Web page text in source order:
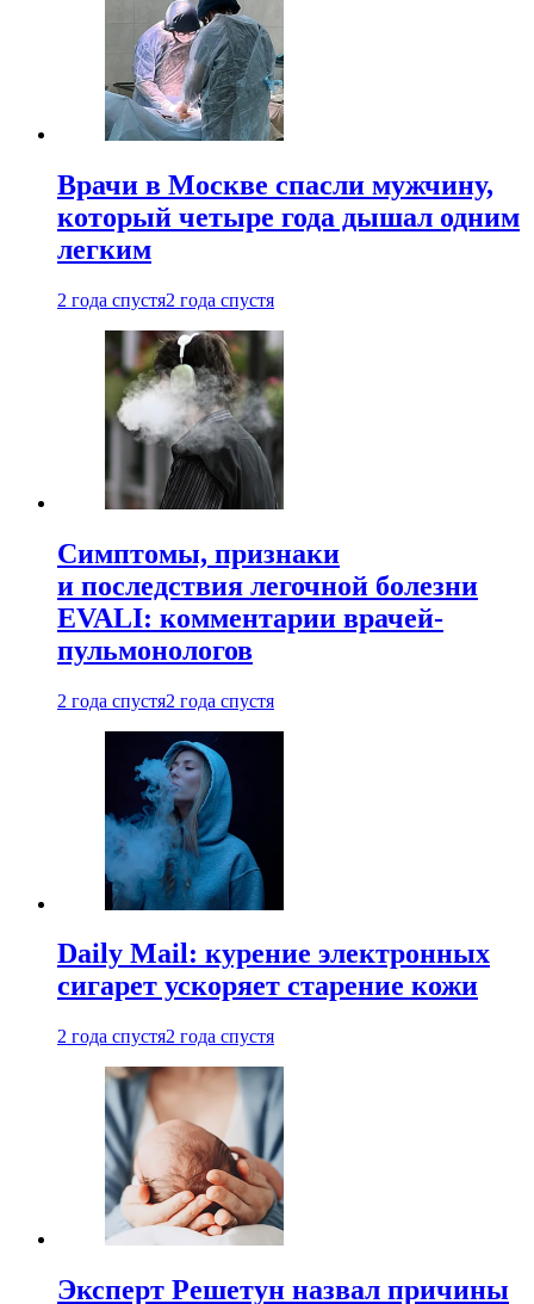
Врачи в Москве спасли мужчину,
который четыре года дышал одним
легким
2 года спустя2 года спустя
Симптомы, признаки
и последствия легочной болезни
EVALI: комментарии врачей-
пульмонологов
2 года спустя2 года спустя
Daily Mail: курение электронных
сигарет ускоряет старение кожи
2 года спустя2 года спустя
Эксперт Решетун назвал причины